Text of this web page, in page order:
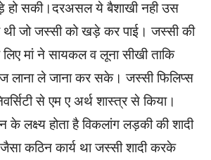
हो सकी।दरअसल ये बैशाखी नही उस
थी जो जस्सी को खड़े कर पाई। जस्सी की
लिए मां ने सायकल व लूना सीखी ताकि
ले जाना कर सके। जस्सी फिलिप्स
से एम ए अर्थ शास्त्र से किया।
के लक्ष्य होता है विकलांग लड़की की शादी
कठिन कार्य था जस्सी शादी करके